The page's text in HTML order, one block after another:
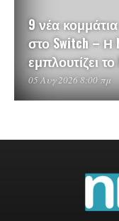
9 νέα
στο Switch – Η
εμπλουτίζει
05 Αυγ 2026 8:00 πμ